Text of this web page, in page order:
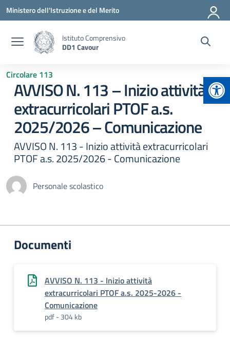
Vai ai contenuti
Vai al menu di navigazione
Vai al footer
Ministero dell'Istruzione e del Merito
Istituto Comprensivo
DD1 Cavour
Circolare 113
AVVISO N. 113 – Inizio attività
extracurricolari PTOF a.s.
2025/2026 – Comunicazione
AVVISO N. 113 - Inizio attività extracurricolari
PTOF a.s. 2025/2026 - Comunicazione
Personale scolastico
Documenti
AVVISO N. 113 - Inizio attività
extracurricolari PTOF a.s. 2025-2026 -
Comunicazione
pdf - 304 kb